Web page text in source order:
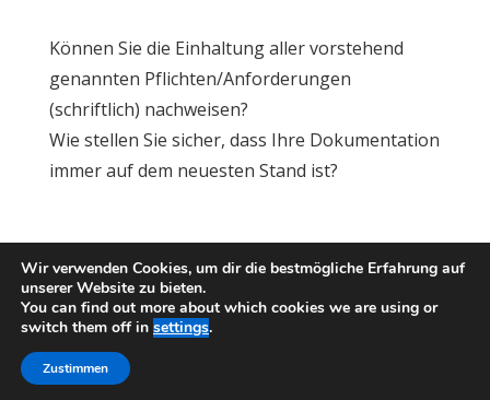
Können Sie die Einhaltung aller vorstehend
genannten Pflichten/Anforderungen
(schriftlich) nachweisen?
Wie stellen Sie sicher, dass Ihre Dokumentation
immer auf dem neuesten Stand ist?
Impressum
Impressum
Datenschutzerklärung
Datenschutz
Wir verwenden Cookies, um dir die bestmögliche Erfahrung auf
unserer Website zu bieten.
You can find out more about which cookies we are using or
switch them off in settings.
Zustimmen